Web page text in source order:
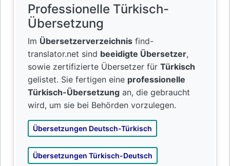
Professionelle Türkisch-
Übersetzung
Im Übersetzerverzeichnis find-
translator.net sind beeidigte Übersetzer,
sowie zertifizierte Übersetzer für Türkisch
gelistet. Sie fertigen eine professionelle
Türkisch-Übersetzung an, die gebraucht
wird, um sie bei Behörden vorzulegen.
Übersetzungen Deutsch-Türkisch
Übersetzungen Türkisch-Deutsch